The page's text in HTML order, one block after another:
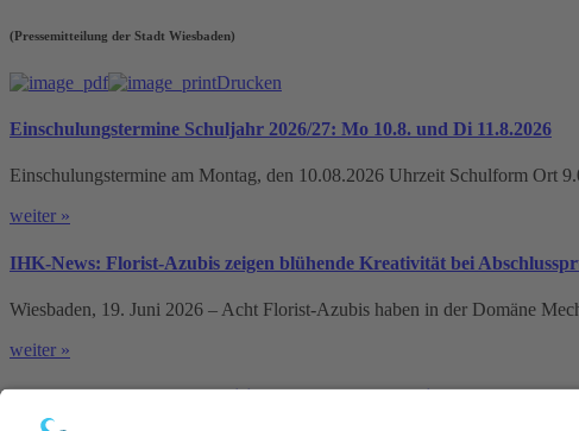
(Pressemitteilung der Stadt Wiesbaden)
Drucken
Einschulungstermine Schuljahr 2026/27: Mo 10.8. und Di 11.8.2026
Einschulungstermine am Montag, den 10.08.2026 Uhrzeit Schulform Ort
weiter »
IHK-News: Florist-Azubis zeigen blühende Kreativität bei
Wiesbaden, 19. Juni 2026 – Acht Florist-Azubis haben in der Domäne
weiter »
Schutzkonzept gegen sexualisierte Gewalt veröffentlicht